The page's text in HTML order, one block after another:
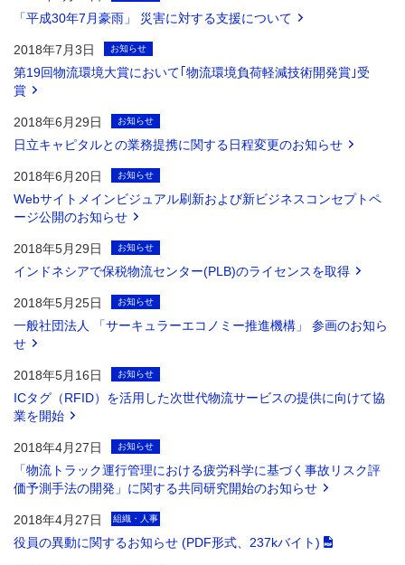
「平成30年7月豪雨」 災害に対する支援について
2018年7月3日 お知らせ
第19回物流環境大賞において｢物流環境負荷軽減技術開発賞｣受
賞
2018年6月29日 お知らせ
日立キャピタルとの業務提携に関する日程変更のお知らせ
2018年6月20日 お知らせ
Webサイトメインビジュアル刷新および新ビジネスコンセプトペ
ージ公開のお知らせ
2018年5月29日 お知らせ
インドネシアで保税物流センター(PLB)のライセンスを取得
2018年5月25日 お知らせ
一般社団法人 「サーキュラーエコノミー推進機構」 参画のお知ら
せ
2018年5月16日 お知らせ
ICタグ（RFID）を活用した次世代物流サービスの提供に向けて協
業を開始
2018年4月27日 お知らせ
「物流トラック運行管理における疲労科学に基づく事故リスク評
価予測手法の開発」に関する共同研究開始のお知らせ
2018年4月27日 組織・人事
役員の異動に関するお知らせ (PDF形式、237kバイト)